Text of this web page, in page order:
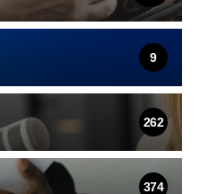
9
262
374